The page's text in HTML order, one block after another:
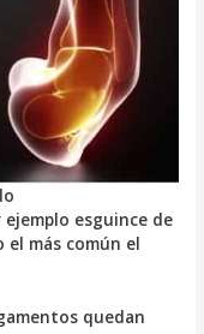
esguince de
más común el
quedan